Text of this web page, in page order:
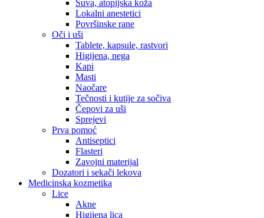
Suva, atopijska koža
Lokalni anestetici
Površinske rane
Oči i uši
Tablete, kapsule, rastvori
Higijena, nega
Kapi
Masti
Naočare
Tečnosti i kutije za sočiva
Čepovi za uši
Sprejevi
Prva pomoć
Antiseptici
Flasteri
Zavojni materijal
Dozatori i sekači lekova
Medicinska kozmetika
Lice
Akne
Higijena lica